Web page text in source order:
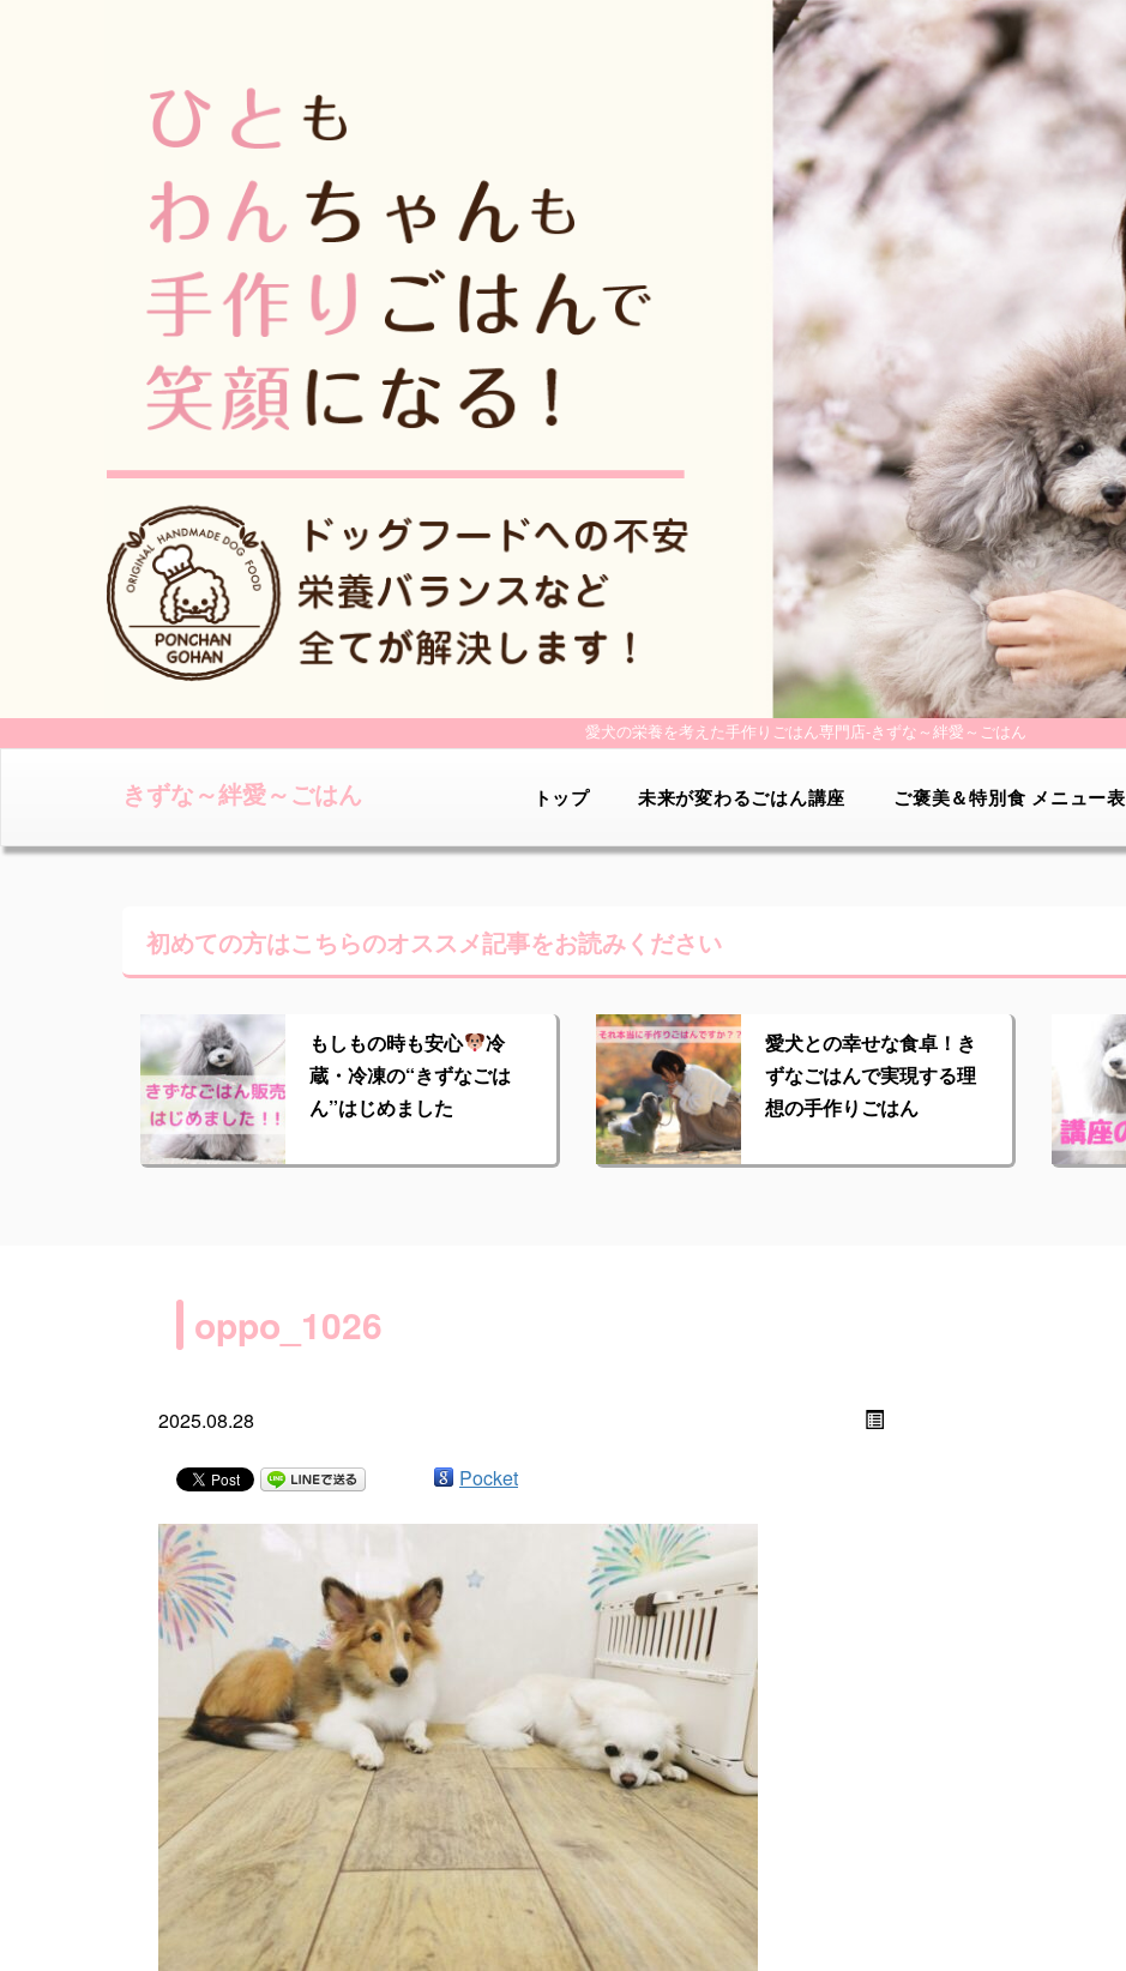
愛犬の栄養を考えた手作りごはん専門店-きずな～絆愛～ごはん
きずな～絆愛～ごはん トップ 未来が変わるごはん講座 ご褒美＆特別食 メニュー表
初めての方はこちらのオススメ記事をお読みください
もしもの時も安心
冷
蔵・冷凍の“きずなごは
ん”はじめました
愛犬との幸せな食卓！き
ずなごはんで実現する理
想の手作りごはん
oppo_1026
2025.08.28
Pocket